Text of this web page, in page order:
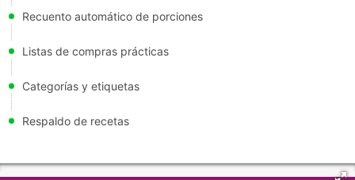
Recuento automático de porciones
Listas de compras prácticas
Categorías y etiquetas
Respaldo de recetas